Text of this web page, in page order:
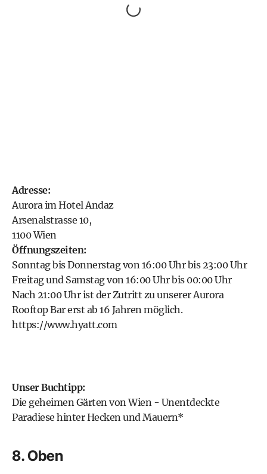
Adresse:
Aurora im Hotel Andaz
Arsenalstrasse 10,
1100 Wien
Öffnungszeiten:
Sonntag bis Donnerstag von 16:00 Uhr bis 23:00 Uhr
Freitag und Samstag von 16:00 Uhr bis 00:00 Uhr
Nach 21:00 Uhr ist der Zutritt zu unserer Aurora
Rooftop Bar erst ab 16 Jahren möglich.
https://www.hyatt.com
Unser Buchtipp:
Die geheimen Gärten von Wien - Unentdeckte
Paradiese hinter Hecken und Mauern*
8. Oben